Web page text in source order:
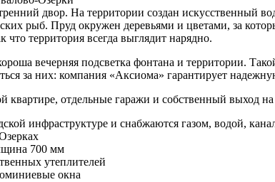
двор. На территории создан
рыб. Пруд окружен деревьями и цветами, за
территория всегда выглядит нарядно.
вечерняя подсветка фонтана и территории.
за них: компания «Аксиома» гарантирует
отдельные гаражи и собственный выход
инфраструктуре и снабжаются газом, водой,
700 мм
утеплителей
окна